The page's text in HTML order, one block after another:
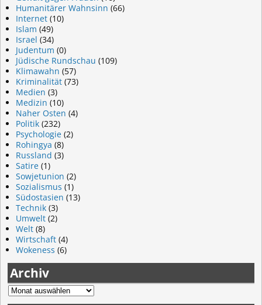
Humanitärer Wahnsinn (66)
Internet (10)
Islam (49)
Israel (34)
Judentum (0)
Jüdische Rundschau (109)
Klimawahn (57)
Kriminalität (73)
Medien (3)
Medizin (10)
Naher Osten (4)
Politik (232)
Psychologie (2)
Rohingya (8)
Russland (3)
Satire (1)
Sowjetunion (2)
Sozialismus (1)
Südostasien (13)
Technik (3)
Umwelt (2)
Welt (8)
Wirtschaft (4)
Wokeness (6)
Archiv